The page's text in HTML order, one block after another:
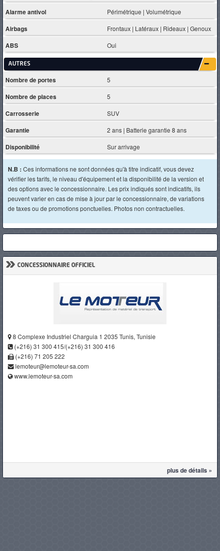
Alarme antivol Périmétrique | Volumétrique
Airbags Frontaux | Latéraux | Rideaux | Genoux
ABS Oui
AUTRES
Nombre de portes 5
Nombre de places 5
Carrosserie SUV
Garantie 2 ans | Batterie garantie 8 ans
Disponibilité Sur arrivage
N.B : Ces informations ne sont données qu'à titre indicatif, vous devez
vérifier les tarifs, le niveau d'équipement et la disponibilité de la version et
des options avec le concessionnaire. Les prix indiqués sont indicatifs, ils
peuvent varier en cas de mise à jour par le concessionnaire, de variations
de taxes ou de promotions ponctuelles. Photos non contractuelles.
» CONCESSIONNAIRE OFFICIEL
8 Complexe Industriel Charguia 1 2035 Tunis, Tunisie
(+216) 31 300 415/(+216) 31 300 416
(+216) 71 205 222
lemoteur@lemoteur-sa.com
www.lemoteur-sa.com
plus de détails »